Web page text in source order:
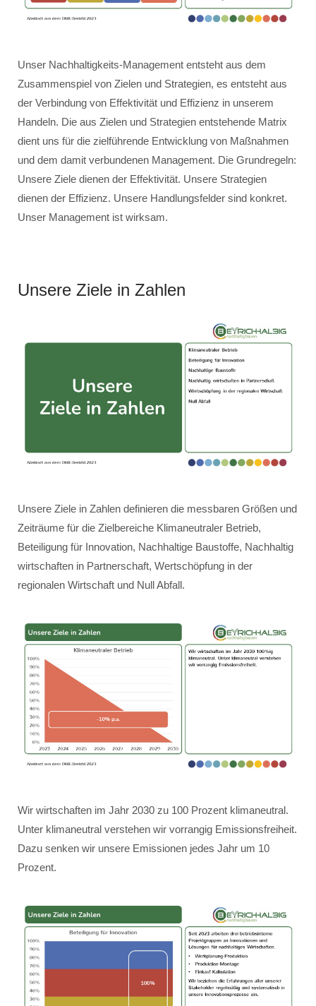
Unser Nachhaltigkeits-Management entsteht aus dem
Zusammenspiel von Zielen und Strategien, es entsteht aus
der Verbindung von Effektivität und Effizienz in unserem
Handeln. Die aus Zielen und Strategien entstehende Matrix
dient uns für die zielführende Entwicklung von Maßnahmen
und dem damit verbundenen Management. Die Grundregeln:
Unsere Ziele dienen der Effektivität. Unsere Strategien
dienen der Effizienz. Unsere Handlungsfelder sind konkret.
Unser Management ist wirksam.
Unsere Ziele in Zahlen
Unsere Ziele in Zahlen definieren die messbaren Größen und
Zeiträume für die Zielbereiche Klimaneutraler Betrieb,
Beteiligung für Innovation, Nachhaltige Baustoffe, Nachhaltig
wirtschaften in Partnerschaft, Wertschöpfung in der
regionalen Wirtschaft und Null Abfall.
Wir wirtschaften im Jahr 2030 zu 100 Prozent klimaneutral.
Unter klimaneutral verstehen wir vorrangig Emissionsfreiheit.
Dazu senken wir unsere Emissionen jedes Jahr um 10
Prozent.